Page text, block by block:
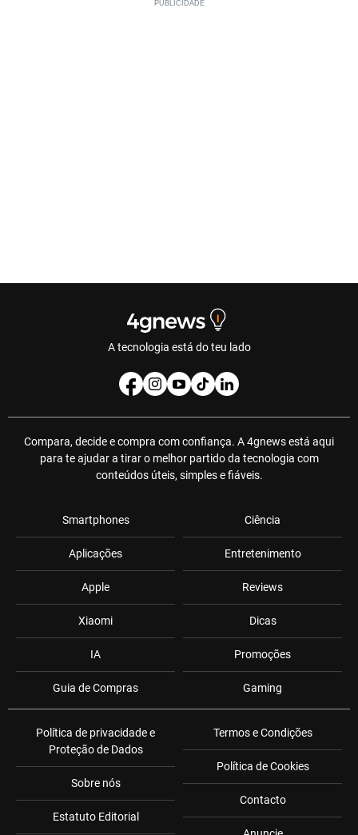
A tecnologia está do teu lado
Compara, decide e compra com confiança. A 4gnews está aqui
para te ajudar a tirar o melhor partido da tecnologia com
conteúdos úteis, simples e fiáveis.
Smartphones
Aplicações
Apple
Xiaomi
IA
Guia de Compras
Ciência
Entretenimento
Reviews
Dicas
Promoções
Gaming
Política de privacidade e
Proteção de Dados
Sobre nós
Estatuto Editorial
Termos e Condições
Política de Cookies
Contacto